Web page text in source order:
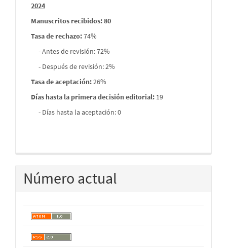
2024
Manuscritos recibidos: 80
Tasa de rechazo:74%
- Antes de revisión: 72%
- Después de revisión: 2%
Tasa de aceptación:26%
Días hasta la primera decisión editorial: 19
- Días hasta la aceptación: 0
Número actual